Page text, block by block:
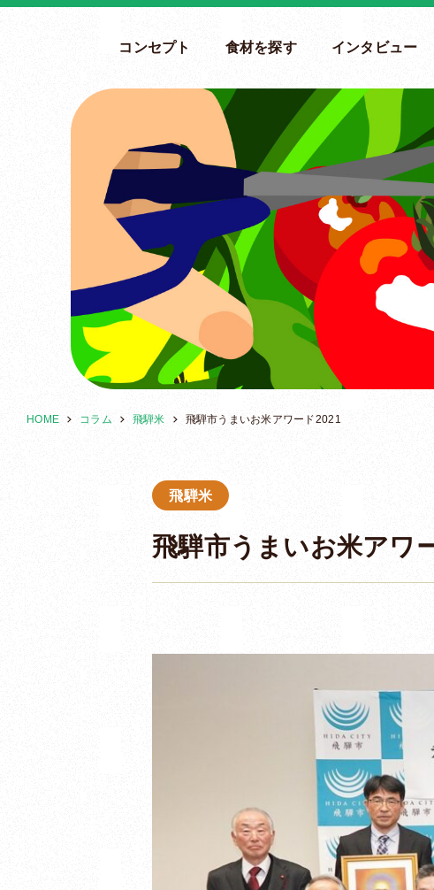
コンセプト 食材を探す インタビュー
HOME コラム 飛騨米 飛騨市うまいお米アワード2021
飛騨米
飛騨市うまいお米アワ